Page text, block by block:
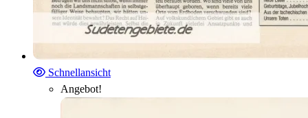
Schnellansicht
Angebot!